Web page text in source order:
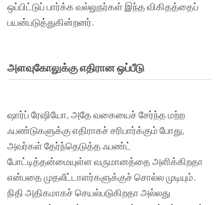
ஒப்பிட்டுப் பார்க்க வல்லுநர்கள் இந்த விகிதத்தைப்
பயன்படுத்துகின்றனர்.
அளவுகோலுக்குஎதிரானஒப்பீடு
ஷார்ப் ரேஷியோ, அதே வகையைச் சேர்ந்த மற்ற
ஃபண்டுகளுக்குஎதிராகச் சரிபார்க்கும் போது,
அவர்கள் தேர்ந்தெடுத்த ஃபண்ட்
போட்டித்தன்மையுள்ள வருமானத்தை அளிக்கிறதா
என்பதை முதலீட்டாளர்களுக்குச் சொல்லமுடியும்.
நிதி அதிகமாகச் செயல்படுகிறதா அல்லது